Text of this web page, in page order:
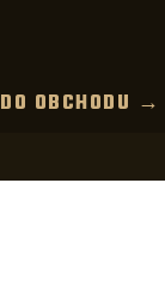
DO OBCHODU →